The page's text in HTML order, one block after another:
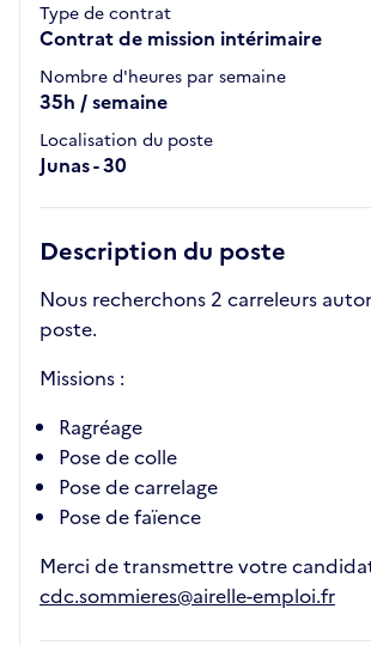
Type de contrat
Contrat de mission intérimaire
Nombre d'heures par semaine
35h / semaine
Localisation du poste
Junas - 30
Description du poste
Nous recherchons 2 carreleurs
poste.
Missions :
Ragréage
Pose de colle
Pose de carrelage
Pose de faïence
Merci de transmettre votre
cdc.sommieres@airelle-emploi.fr